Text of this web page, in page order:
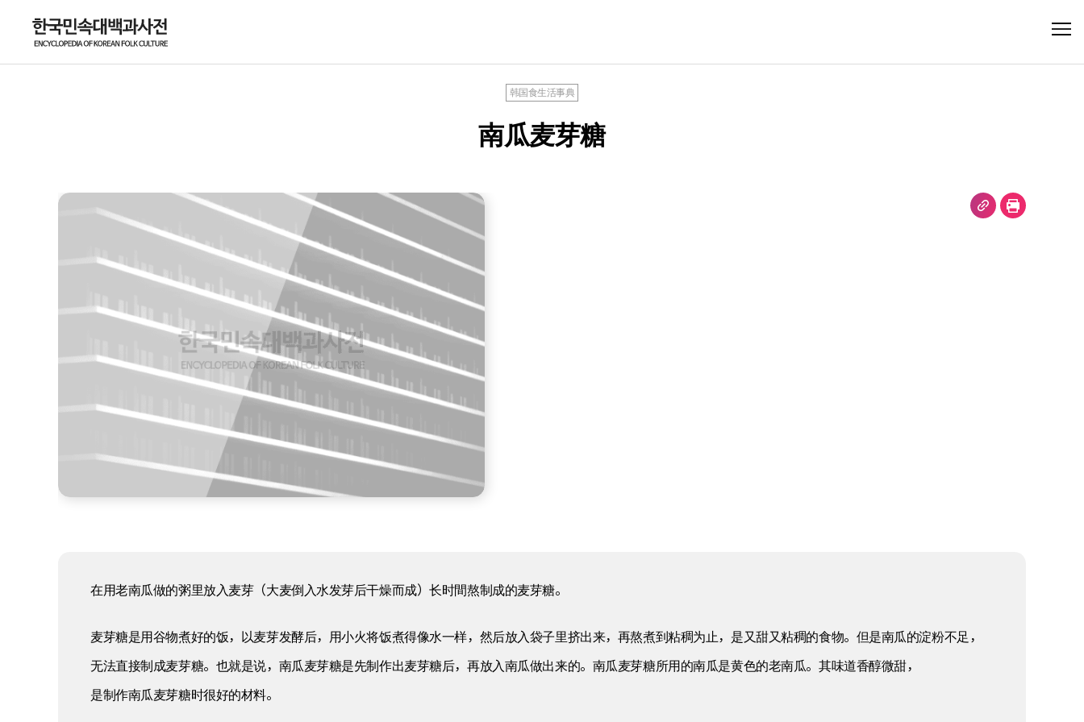
韩国食生活事典
南瓜麦芽糖
在用老南瓜做的粥里放入麦芽（大麦倒入水发芽后干燥而成）长时間熬制成的麦芽糖。
麦芽糖是用谷物煮好的饭，以麦芽发酵后，用小火将饭煮得像水一样，然后放入袋子里挤出来，再熬煮到粘稠为止，是又甜又粘稠的食物。但是南瓜的淀粉不足，
无法直接制成麦芽糖。也就是说，南瓜麦芽糖是先制作出麦芽糖后，再放入南瓜做出来的。南瓜麦芽糖所用的南瓜是黄色的老南瓜。其味道香醇微甜，
是制作南瓜麦芽糖时很好的材料。